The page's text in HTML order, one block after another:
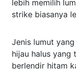
lebih memilih
strike biasanya
Jenis lumut
hijau halus yang
berlendir hitam